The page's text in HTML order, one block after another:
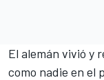
El alemán vivió y
como nadie en el